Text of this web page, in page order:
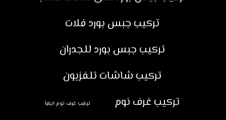
تركيب جبس بورد فلات
تركيب جبس بورد للجدران
تركيب شاشات تلفزيون
تركيب غرف نوم
تركيب غرف نوم ايكيا